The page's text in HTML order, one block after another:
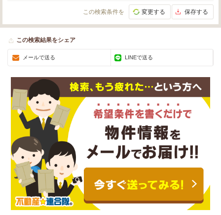
この検索条件を 変更する 保存する
この検索結果をシェア
メールで送る LINEで送る